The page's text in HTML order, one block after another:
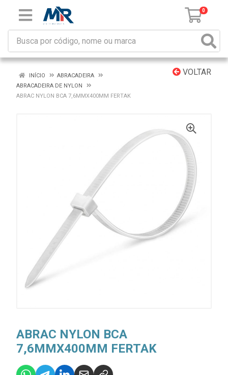
0
VOLTAR
INÍCIO
ABRACADEIRA
ABRACADEIRA DE NYLON
ABRAC NYLON BCA 7,6MMX400MM FERTAK
ABRAC NYLON BCA
7,6MMX400MM FERTAK